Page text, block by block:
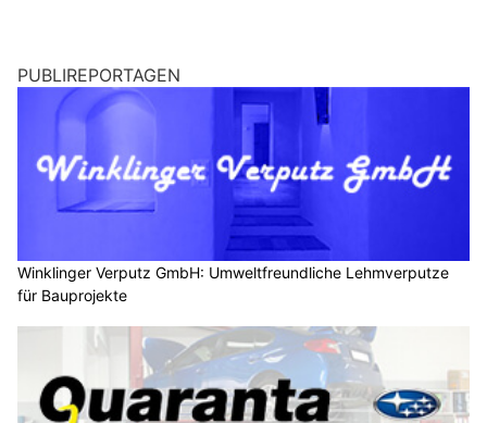
PUBLIREPORTAGEN
Winklinger Verputz GmbH: Umweltfreundliche Lehmverputze
für Bauprojekte